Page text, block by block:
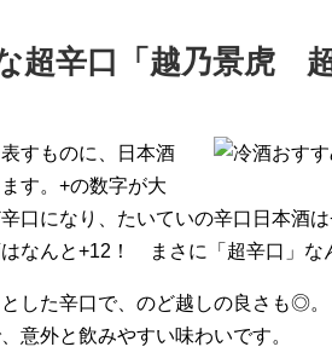
超辛口「越乃景虎
すものに、日本酒
す。+の数字が大
口になり、たいていの辛口日本酒
なんと+12！ まさに「超辛口」な
した辛口で、のど越しの良さも◎
意外と飲みやすい味わいです。